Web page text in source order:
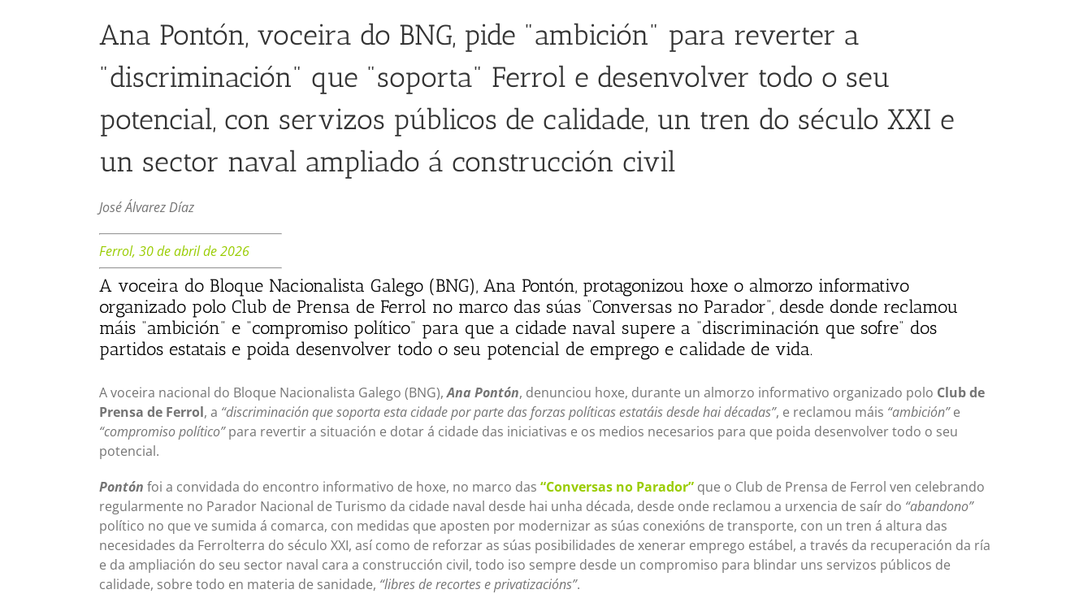
Ana Pontón, voceira do BNG, pide "ambición" para reverter a
"discriminación" que "soporta" Ferrol e desenvolver todo o seu
potencial, con servizos públicos de calidade, un tren do século XXI e
un sector naval ampliado á construcción civil
José Álvarez Díaz
Ferrol, 30 de abril de 2026
A voceira do Bloque Nacionalista Galego (BNG), Ana Pontón, protagonizou hoxe o almorzo informativo
organizado polo Club de Prensa de Ferrol no marco das súas “Conversas no Parador”, desde donde reclamou
máis “ambición” e “compromiso político” para que a cidade naval supere a “discriminación que sofre” dos
partidos estatais e poida desenvolver todo o seu potencial de emprego e calidade de vida.
A voceira nacional do Bloque Nacionalista Galego (BNG),Ana Pontón, denunciou hoxe, durante un almorzo informativo organizado polo Club de
Prensa de Ferrol, a “discriminación que soporta esta cidade por parte das forzas políticas estatáis desde hai décadas”, e reclamou máis “ambición”e
“compromiso político”para revertir a situación e dotar á cidade das iniciativas e os medios necesarios para que poida desenvolver todo o seu
potencial.
Pontón foi a convidada do encontro informativo de hoxe, no marco das “Conversas no Parador”que o Club de Prensa de Ferrol ven celebrando
regularmente no Parador Nacional de Turismo da cidade naval desde hai unha década, desde onde reclamou a urxencia de saír do “abandono”
político no que ve sumida á comarca, con medidas que aposten por modernizar as súas conexións de transporte, con un tren á altura das
necesidades da Ferrolterra do século XXI, así como de reforzar as súas posibilidades de xenerar emprego estábel, a través da recuperación da ría
e da ampliación do seu sector naval cara a construcción civil, todo iso sempre desde un compromiso para blindar uns servizos públicos de
calidade, sobre todo en materia de sanidade, “libres de recortes e privatizacións”.